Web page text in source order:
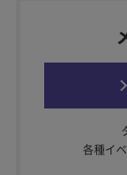
各種イ